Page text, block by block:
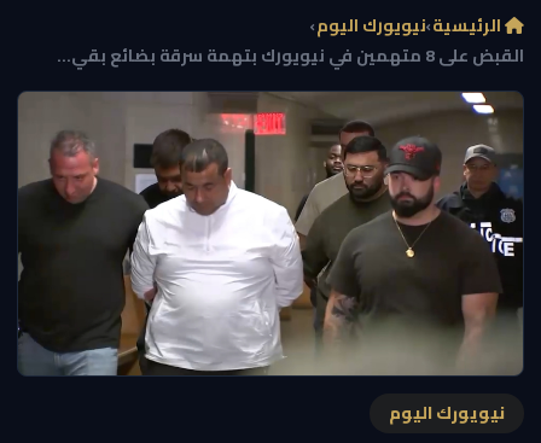
الرئيسية›نيويورك اليوم›
القبض على 8 متهمين في نيويورك بتهمة سرقة بضائع بقي...
نيويورك اليوم